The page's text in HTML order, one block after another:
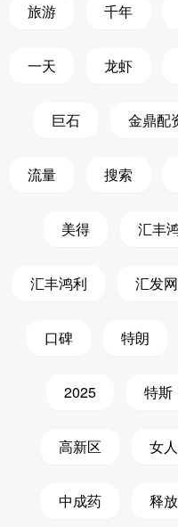
旅游 千年
一天 龙虾
巨石 金鼎配
流量 搜索
美得 汇丰
汇丰鸿利 汇发
口碑 特朗
2025 特斯
高新区 女人
中成药 释放